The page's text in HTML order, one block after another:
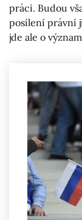
práci. Budou
posílení právní
jde ale o